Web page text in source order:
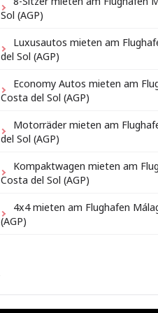
Sol (AGP)
Luxusautos mieten am
del Sol (AGP)
Economy Autos mieten am
Costa del Sol (AGP)
Motorräder mieten am
del Sol (AGP)
Kompaktwagen mieten am
Costa del Sol (AGP)
4x4 mieten am Flughafen
(AGP)